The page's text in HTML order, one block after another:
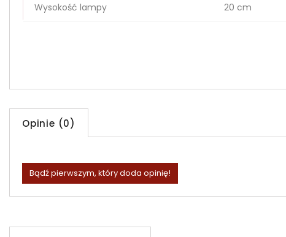
Wysokość lampy 20 cm
Opinie (0)
Bądź pierwszym, który doda opinię!